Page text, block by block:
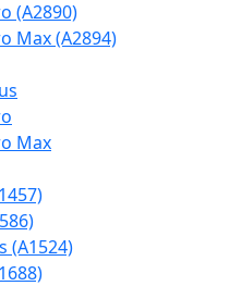
(A2890)
Max (A2894)
Max
(A1524)